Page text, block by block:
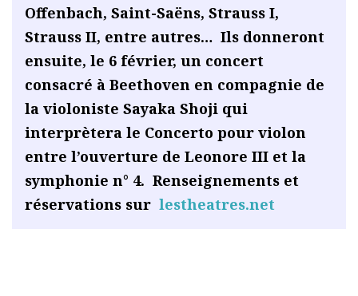
Offenbach, Saint-Saëns, Strauss I,
Strauss II, entre autres… Ils donneront
ensuite, le 6 février, un concert
consacré à Beethoven en compagnie de
la violoniste Sayaka Shoji qui
interprètera le Concerto pour violon
entre l’ouverture de Leonore III et la
symphonie n° 4. Renseignements et
réservations sur lestheatres.net